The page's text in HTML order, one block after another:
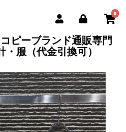
0
ピーブランド通販専門
服（代金引換可）